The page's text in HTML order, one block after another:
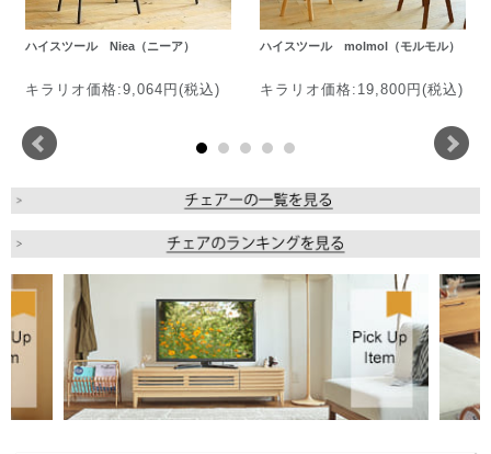
ハイスツール Niea（ニーア）
キラリオ価格:9,064円(税込)
ハイスツール molmol（モルモル）
キラリオ価格:19,800円(税込)